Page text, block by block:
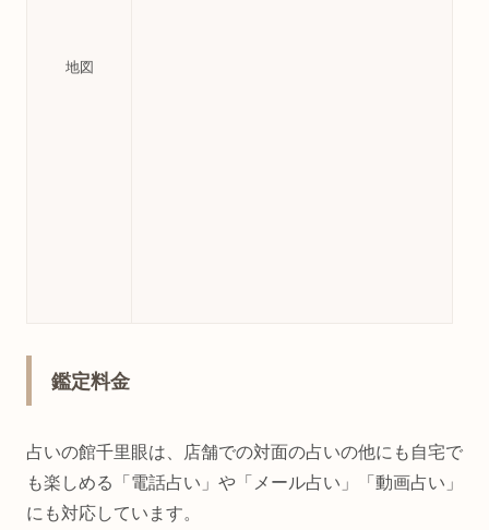
地図
鑑定料金
占いの館千里眼は、店舗での対面の占いの他にも自宅で
も楽しめる「電話占い」や「メール占い」「動画占い」
にも対応しています。